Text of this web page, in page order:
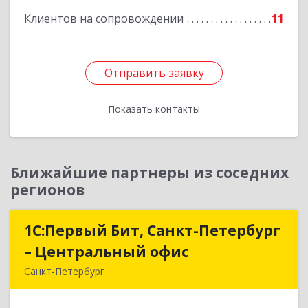
Клиентов на сопровождении 11
Отправить заявку
Показать контакты
Отправить заявку
Назад
Ближайшие партнеры из соседних
регионов
1С:Первый Бит, Санкт-Петербург
– Центральный офис
Санкт-Петербург
1С:Первый Бит, Санкт-Петербург
– Центральный офис